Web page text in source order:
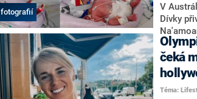
fotografií
V
Dívky
čeká
Téma: